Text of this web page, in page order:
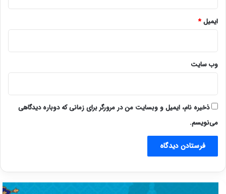
ایمیل*
وب‌ سایت
ذخیره نام، ایمیل و وبسایت من در مرورگر برای زمانی که دوباره دیدگاهی
می‌نویسم.